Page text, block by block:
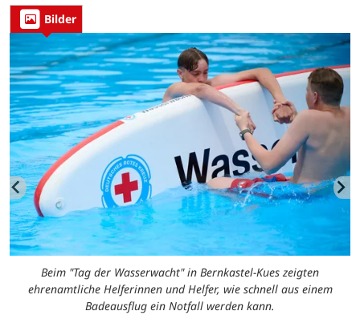
Bilder
Beim "Tag der Wasserwacht" in Bernkastel-Kues zeigten
ehrenamtliche Helferinnen und Helfer, wie schnell aus einem
Badeausflug ein Notfall werden kann.